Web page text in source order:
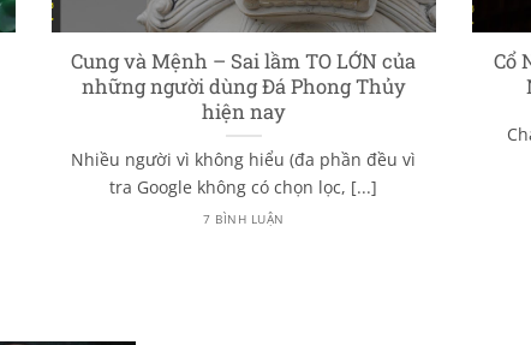
Cung và Mệnh – Sai lầm TO LỚN của
những người dùng Đá Phong Thủy
hiện nay
Nhiều người vì không hiểu (đa phần đều vì
tra Google không có chọn lọc, [...]
7 BÌNH LUẬN
Cổ